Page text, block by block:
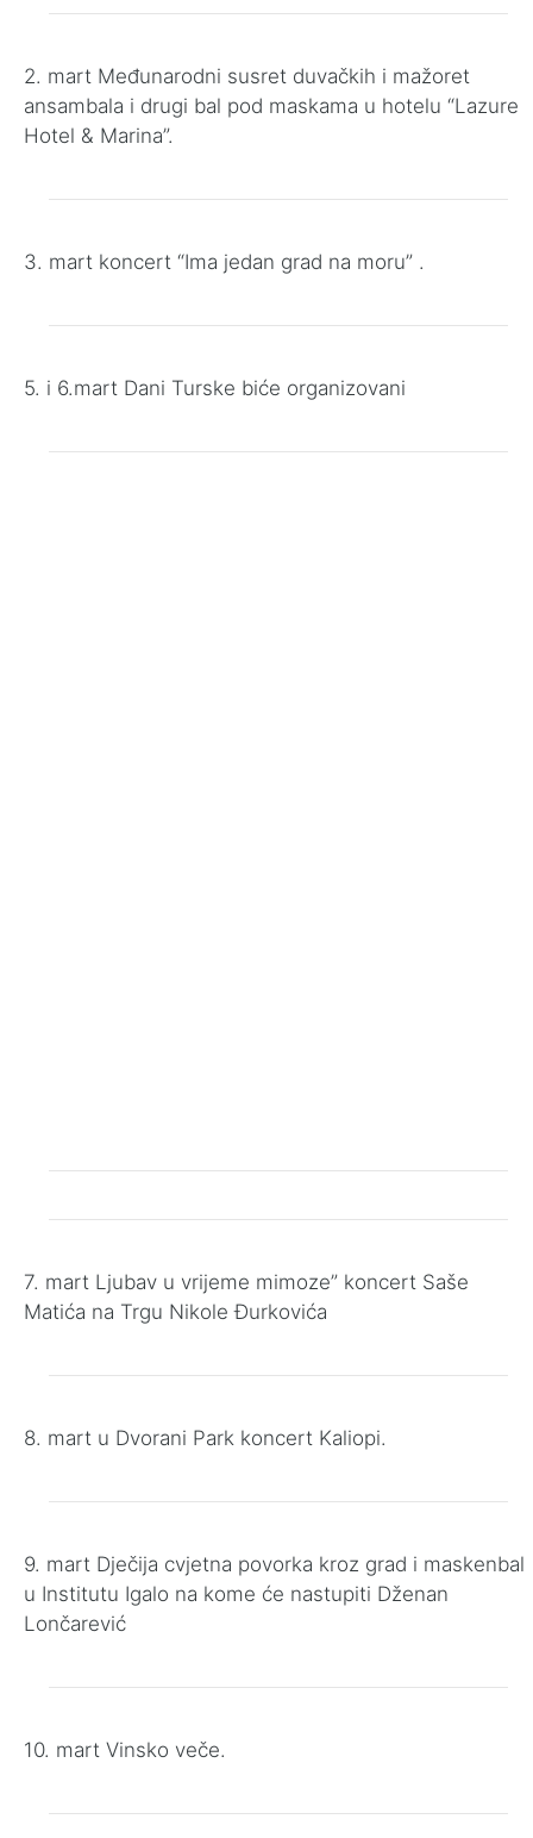
2. mart Međunarodni susret duvačkih i mažoret
ansambala i drugi bal pod maskama u hotelu “Lazure
Hotel & Marina”.
3. mart koncert “Ima jedan grad na moru” .
5. i 6.mart Dani Turske biće organizovani
7. mart Ljubav u vrijeme mimoze” koncert Saše
Matića na Trgu Nikole Đurkovića
8. mart u Dvorani Park koncert Kaliopi.
9. mart Dječija cvjetna povorka kroz grad i maskenbal
u Institutu Igalo na kome će nastupiti Dženan
Lončarević
10. mart Vinsko veče.